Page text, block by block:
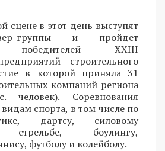
сцене в этот день выступят
группы и пройдет
победителей XXIII
строительного
в которой приняла 31
компаний региона
Соревнования
спорта, в том числе по
дартсу, силовому
стрельбе, боулингу,
футболу и волейболу.